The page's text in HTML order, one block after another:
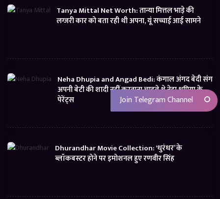
Tanya Mittal Net Worth: तान्या मित्तल भाड़े की
लग्जरी कार को बता रही थी अपना, यूं सच्चाई आई सामने
Neha Dhupia and Angad Bedi: कंगाल अंगद बेदी संग
अपनी बेटी की शादी नहीं करवाना चाहते थे नेहा धूपिया के
पेरेंट्स
Dhurandhar Movie Collection: ‘धुरंधर’ के
ब्लॉकबस्टर होने पर इमोशनल हुए रणवीर सिंह
Join Telegram Channel